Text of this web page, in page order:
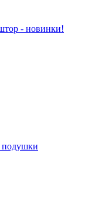
- новинки!
подушки